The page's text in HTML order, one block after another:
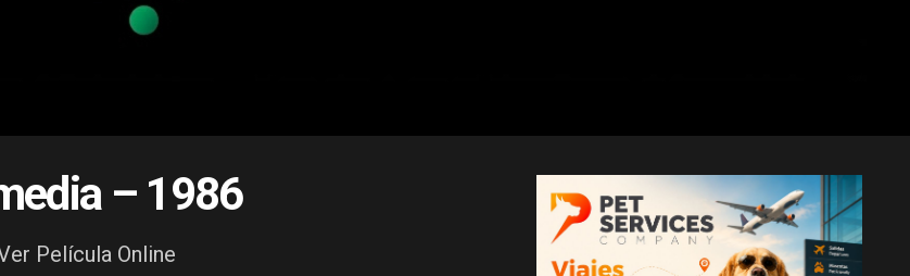
– 1986
Película Online